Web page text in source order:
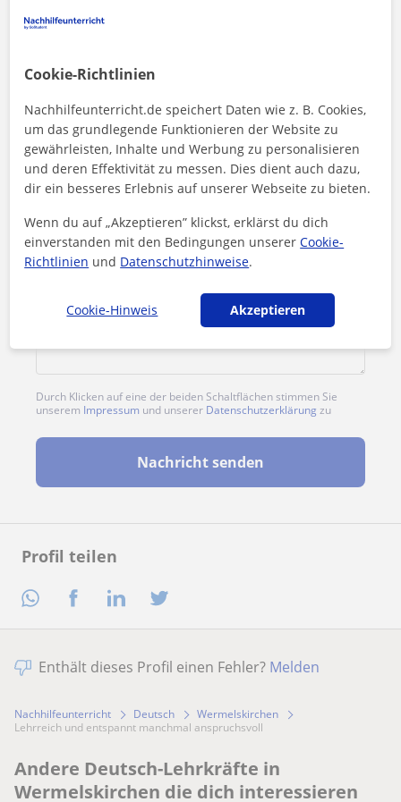
Profil teilen
Durch Klicken auf eine der beiden Schaltflächen stimmen Sie
unserem Impressum und unserer Datenschutzerklärung zu
Nachricht senden
Enthält dieses Profil einen Fehler? Melden
Nachhilfeunterricht Deutsch
Wermelskirchen
Lehrreich und entspannt manchmal anspruchsvoll
Andere Deutsch-Lehrkräfte in
Wermelskirchen die dich interessieren
Cookie-Richtlinien
Nachhilfeunterricht.de speichert Daten wie z. B. Cookies,
um das grundlegende Funktionieren der Website zu
gewährleisten, Inhalte und Werbung zu personalisieren
und deren Effektivität zu messen. Dies dient auch dazu,
dir ein besseres Erlebnis auf unserer Webseite zu bieten.
Wenn du auf „Akzeptieren” klickst, erklärst du dich
einverstanden mit den Bedingungen unsererCookie-
Richtlinien und Datenschutzhinweise.
Cookie-Hinweis Akzeptieren